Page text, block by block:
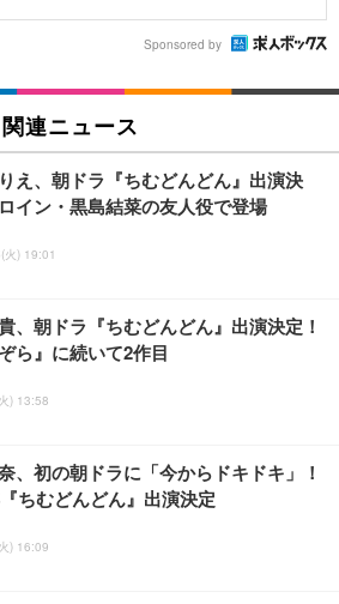
Sponsored by
関連ニュース
え、朝ドラ『ちむどんどん』出演決
イン・黒島結菜の友人役で登場
) 19:01
、朝ドラ『ちむどんどん』出演決定！
ら』に続いて2作目
) 13:58
、初の朝ドラに「今からドキドキ」！
ちむどんどん』出演決定
) 16:09